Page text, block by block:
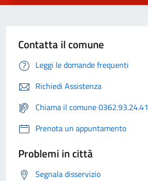
Contatta il comune
Leggi le domande frequenti
Richiedi Assistenza
Chiama il comune 0362.93.24.41
Prenota un appuntamento
Problemi in città
Segnala disservizio